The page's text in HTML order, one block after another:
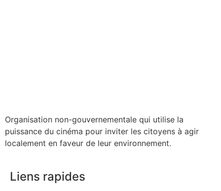
Organisation non-gouvernementale qui utilise la
puissance du cinéma pour inviter les citoyens à agir
localement en faveur de leur environnement.
Liens rapides